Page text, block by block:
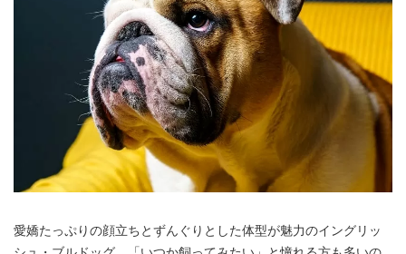
愛嬌たっぷりの顔立ちとずんぐりとした体型が魅力のイングリッ